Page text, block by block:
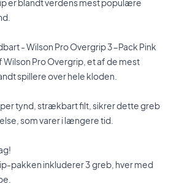
er blandt verdens mest populære
- Wilson Pro Overgrip 3-Pack Pink
Wilson Pro Overgrip, et af de mest
spillere over hele kloden.
tynd, strækbart filt, sikrer dette greb
som varer i længere tid.
pakken inkluderer 3 greb, hver med